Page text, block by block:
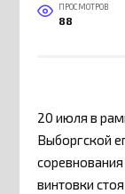
ПРОСМОТРОВ
88
20 июля в
Выборгской
винтовки